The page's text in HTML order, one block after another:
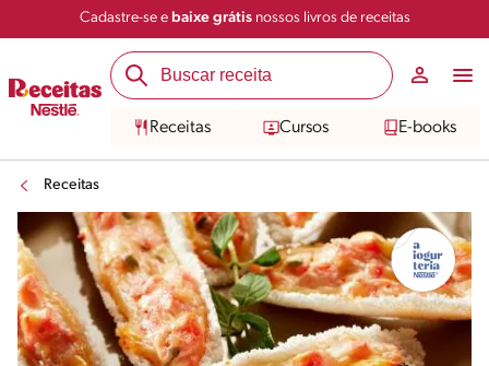
Cadastre-se e baixe grátisnossos livros de receitas
Receitas Cursos E-books
Receitas
Salvar Compartilhar